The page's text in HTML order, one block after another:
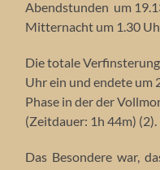
Abendstunden um
Mitternacht um 1.30
Die totale
Uhr ein und endete um
Phase in der der
(Zeitdauer: 1h 44m) (2).
Das Besondere war,